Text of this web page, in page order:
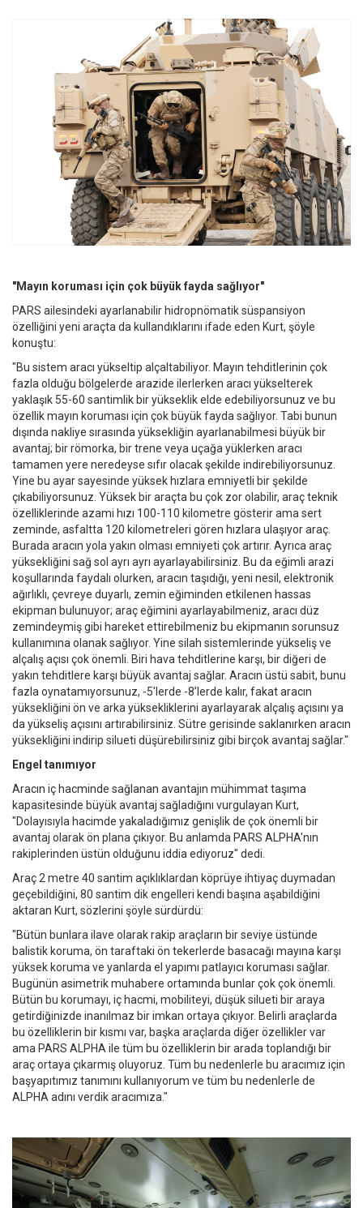
"Mayın koruması için çok büyük fayda sağlıyor"
PARS ailesindeki ayarlanabilir hidropnömatik süspansiyon
özelliğini yeni araçta da kullandıklarını ifade eden Kurt, şöyle
konuştu:
"Bu sistem aracı yükseltip alçaltabiliyor. Mayın tehditlerinin çok
fazla olduğu bölgelerde arazide ilerlerken aracı yükselterek
yaklaşık 55-60 santimlik bir yükseklik elde edebiliyorsunuz ve bu
özellik mayın koruması için çok büyük fayda sağlıyor. Tabi bunun
dışında nakliye sırasında yüksekliğin ayarlanabilmesi büyük bir
avantaj; bir römorka, bir trene veya uçağa yüklerken aracı
tamamen yere neredeyse sıfır olacak şekilde indirebiliyorsunuz.
Yine bu ayar sayesinde yüksek hızlara emniyetli bir şekilde
çıkabiliyorsunuz. Yüksek bir araçta bu çok zor olabilir, araç teknik
özelliklerinde azami hızı 100-110 kilometre gösterir ama sert
zeminde, asfaltta 120 kilometreleri gören hızlara ulaşıyor araç.
Burada aracın yola yakın olması emniyeti çok artırır. Ayrıca araç
yüksekliğini sağ sol ayrı ayrı ayarlayabilirsiniz. Bu da eğimli arazi
koşullarında faydalı olurken, aracın taşıdığı, yeni nesil, elektronik
ağırlıklı, çevreye duyarlı, zemin eğiminden etkilenen hassas
ekipman bulunuyor; araç eğimini ayarlayabilmeniz, aracı düz
zemindeymiş gibi hareket ettirebilmeniz bu ekipmanın sorunsuz
kullanımına olanak sağlıyor. Yine silah sistemlerinde yükseliş ve
alçalış açısı çok önemli. Biri hava tehditlerine karşı, bir diğeri de
yakın tehditlere karşı büyük avantaj sağlar. Aracın üstü sabit, bunu
fazla oynatamıyorsunuz, -5'lerde -8’lerde kalır, fakat aracın
yüksekliğini ön ve arka yüksekliklerini ayarlayarak alçalış açısını ya
da yükseliş açısını artırabilirsiniz. Sütre gerisinde saklanırken aracın
yüksekliğini indirip silueti düşürebilirsiniz gibi birçok avantaj sağlar."
Engel tanımıyor
Aracın iç hacminde sağlanan avantajın mühimmat taşıma
kapasitesinde büyük avantaj sağladığını vurgulayan Kurt,
"Dolayısıyla hacimde yakaladığımız genişlik de çok önemli bir
avantaj olarak ön plana çıkıyor. Bu anlamda PARS ALPHA'nın
rakiplerinden üstün olduğunu iddia ediyoruz" dedi.
Araç 2 metre 40 santim açıklıklardan köprüye ihtiyaç duymadan
geçebildiğini, 80 santim dik engelleri kendi başına aşabildiğini
aktaran Kurt, sözlerini şöyle sürdürdü:
"Bütün bunlara ilave olarak rakip araçların bir seviye üstünde
balistik koruma, ön taraftaki ön tekerlerde basacağı mayına karşı
yüksek koruma ve yanlarda el yapımı patlayıcı koruması sağlar.
Bugünün asimetrik muhabere ortamında bunlar çok çok önemli.
Bütün bu korumayı, iç hacmi, mobiliteyi, düşük silueti bir araya
getirdiğinizde inanılmaz bir imkan ortaya çıkıyor. Belirli araçlarda
bu özelliklerin bir kısmı var, başka araçlarda diğer özellikler var
ama PARS ALPHA ile tüm bu özelliklerin bir arada toplandığı bir
araç ortaya çıkarmış oluyoruz. Tüm bu nedenlerle bu aracımız için
başyapıtımız tanımını kullanıyorum ve tüm bu nedenlerle de
ALPHA adını verdik aracımıza."